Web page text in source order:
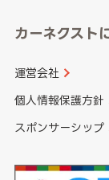
カーネクスト
運営会社
個人情報保護方針
スポンサーシップ